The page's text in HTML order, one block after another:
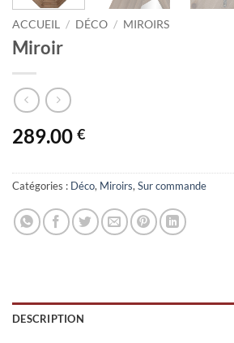
ACCUEIL / DÉCO / MIROIRS
Miroir
289.00 €
Catégories : Déco, Miroirs, Sur commande
DESCRIPTION